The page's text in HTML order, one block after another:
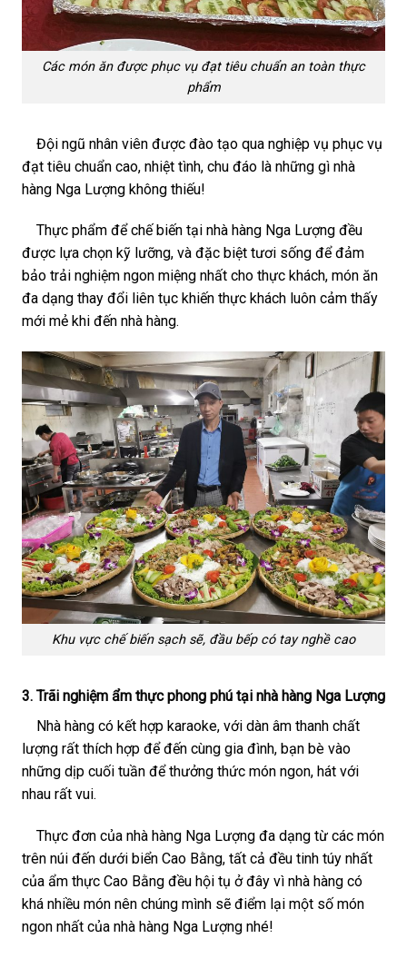
Các món ăn được phục vụ đạt tiêu chuẩn an toàn thực
phẩm
Đội ngũ nhân viên được đào tạo qua nghiệp vụ phục vụ
đạt tiêu chuẩn cao, nhiệt tình, chu đáo là những gì nhà
hàng Nga Lượng không thiếu!
Thực phẩm để chế biến tại nhà hàng Nga Lượng đều
được lựa chọn kỹ lưỡng, và đặc biệt tươi sống để đảm
bảo trải nghiệm ngon miệng nhất cho thực khách, món ăn
đa dạng thay đổi liên tục khiến thực khách luôn cảm thấy
mới mẻ khi đến nhà hàng.
Khu vực chế biến sạch sẽ, đầu bếp có tay nghề cao
3. Trãi nghiệm ẩm thực phong phú tại nhà hàng Nga Lượng
Nhà hàng có kết hợp karaoke, với dàn âm thanh chất
lượng rất thích hợp để đến cùng gia đình, bạn bè vào
những dịp cuối tuần để thưởng thức món ngon, hát với
nhau rất vui.
Thực đơn của nhà hàng Nga Lượng đa dạng từ các món
trên núi đến dưới biển Cao Bằng, tất cả đều tinh túy nhất
của ẩm thực Cao Bằng đều hội tụ ở đây vì nhà hàng có
khá nhiều món nên chúng mình sẽ điểm lại một số món
ngon nhất của nhà hàng Nga Lượng nhé!